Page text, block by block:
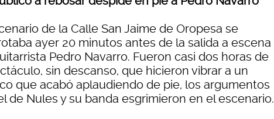
de la Calle San Jaime de Oropesa se
ayer 20 minutos antes de la salida a escena
Pedro Navarro. Fueron casi dos horas de
sin descanso, que hicieron vibrar a un
que acabó aplaudiendo de pie, los argumentos
de Nules y su banda esgrimieron en el escenario.